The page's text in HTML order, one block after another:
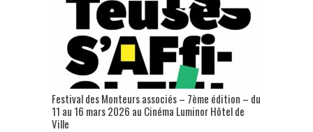
Festival des Monteurs associés – 7ème édition – du
11 au 16 mars 2026 au Cinéma Luminor Hôtel de
Ville